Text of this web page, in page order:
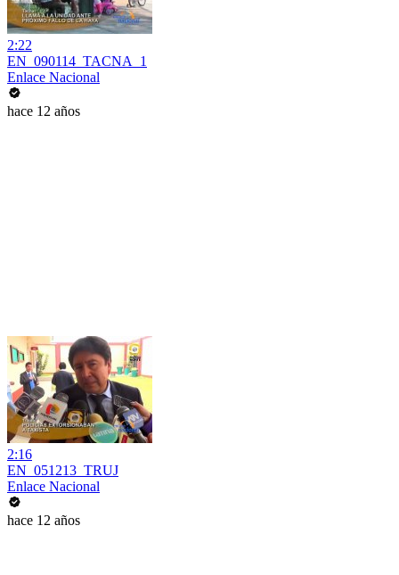
2:22
EN_090114_TACNA_1
Enlace Nacional
hace 12 años
2:16
EN_051213_TRUJ
Enlace Nacional
hace 12 años